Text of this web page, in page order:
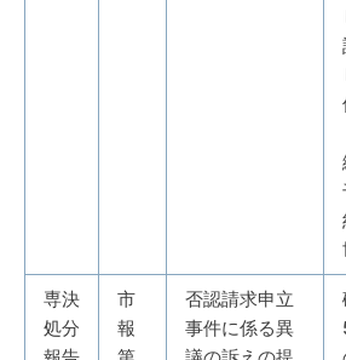
専決
処分
市
報
否認請求申立
事件に係る異